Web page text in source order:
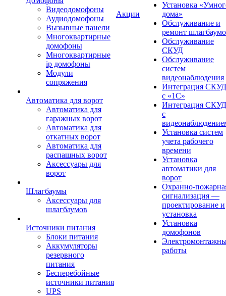
Видеодомофоны
Аудиодомофоны
Вызывные панели
Многоквартирные
домофоны
Многоквартирные
ip домофоны
Модули
сопряжения
Автоматика для ворот
Автоматика для
гаражных ворот
Автоматика для
откатных ворот
Автоматика для
распашных ворот
Аксессуары для
ворот
Шлагбаумы
Аксессуары для
шлагбаумов
Источники питания
Блоки питания
Аккумуляторы
резервного
питания
Бесперебойные
источники питания
UPS
Акции
Установка
дома»
Обслуживание и
ремонт
Обслуживание
СКУД
Обслуживание
систем
видеонаблюдения
Интеграция СКУД
с «1С»
Интеграция СКУД
с
Установка систем
учета рабочего
времени
Установка
автоматики для
ворот
Охранно-
сигнализация —
проектирование и
установка
Установка
домофонов
работы